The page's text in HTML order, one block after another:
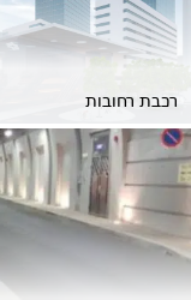
רכבת רחובות